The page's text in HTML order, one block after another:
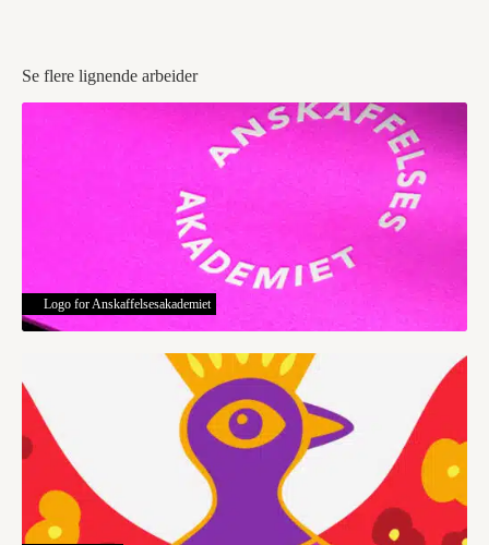
Se flere lignende arbeider
Logo for Anskaffelsesakademiet